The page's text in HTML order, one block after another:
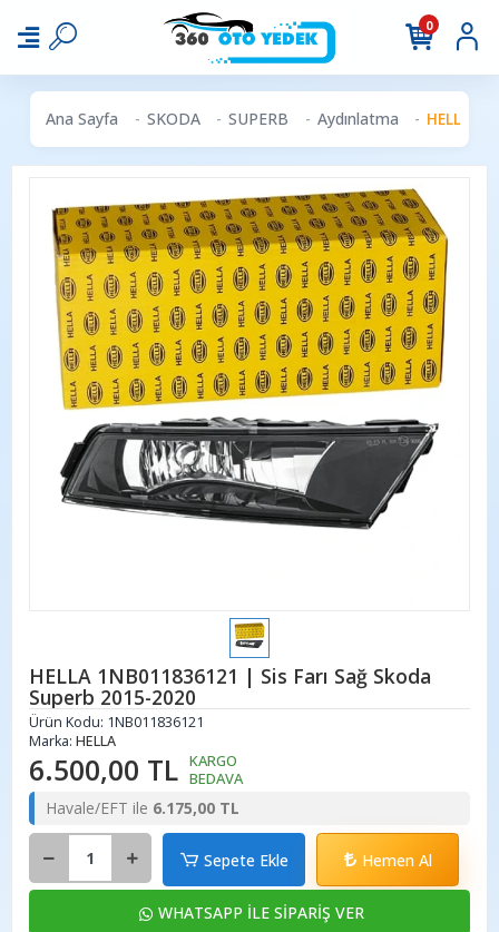
0
Ana Sayfa SKODA SUPERB Aydınlatma HELLA
HELLA 1NB011836121 | Sis Farı Sağ Skoda
Superb 2015-2020
Ürün Kodu: 1NB011836121
Marka: HELLA
6.500,00 TL KARGO
BEDAVA
Havale/EFT ile 6.175,00 TL
Sepete Ekle Hemen Al
WHATSAPP İLE SİPARİŞ VER